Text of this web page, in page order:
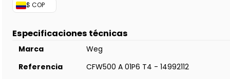
$ COP
Especificaciones técnicas
Marca
Weg
Referencia
CFW500 A 01P6 T4 - 14992112